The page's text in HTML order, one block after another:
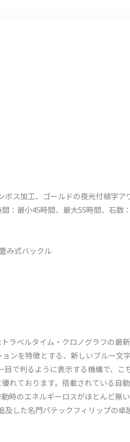
ス加工、ゴールドの夜光付植字ア
：最小45時間、最大55時間、石数
み式バックル
ラベルタイム・クロノグラフの最
ンを特徴とする、新しいブルー文
で判るように表示する機構で、こ
れております。搭載されている自
時のエネルギーロスがほとんど無
した名門パテックフィリップの卓